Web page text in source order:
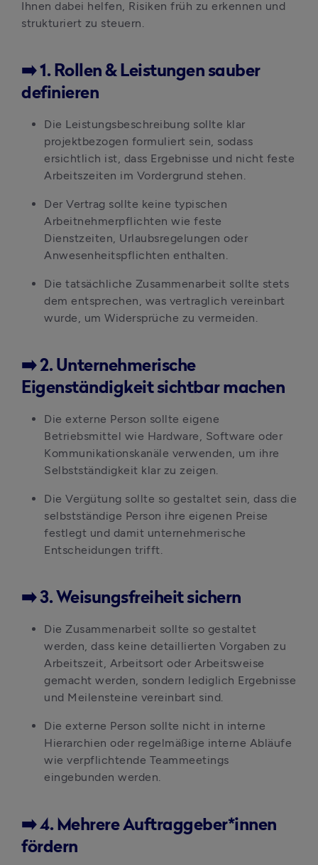
Ihnen dabei helfen, Risiken früh zu erkennen und
strukturiert zu steuern.
➡️ 1. Rollen & Leistungen sauber
definieren
Die Leistungsbeschreibung sollte klar
projektbezogen formuliert sein, sodass
ersichtlich ist, dass Ergebnisse und nicht feste
Arbeitszeiten im Vordergrund stehen.
Der Vertrag sollte keine typischen
Arbeitnehmerpflichten wie feste
Dienstzeiten, Urlaubsregelungen oder
Anwesenheitspflichten enthalten.
Die tatsächliche Zusammenarbeit sollte stets
dem entsprechen, was vertraglich vereinbart
wurde, um Widersprüche zu vermeiden.
➡️ 2. Unternehmerische
Eigenständigkeit sichtbar machen
Die externe Person sollte eigene
Betriebsmittel wie Hardware, Software oder
Kommunikationskanäle verwenden, um ihre
Selbstständigkeit klar zu zeigen.
Die Vergütung sollte so gestaltet sein, dass die
selbstständige Person ihre eigenen Preise
festlegt und damit unternehmerische
Entscheidungen trifft.
➡️ 3. Weisungsfreiheit sichern
Die Zusammenarbeit sollte so gestaltet
werden, dass keine detaillierten Vorgaben zu
Arbeitszeit, Arbeitsort oder Arbeitsweise
gemacht werden, sondern lediglich Ergebnisse
und Meilensteine vereinbart sind.
Die externe Person sollte nicht in interne
Hierarchien oder regelmäßige interne Abläufe
wie verpflichtende Teammeetings
eingebunden werden.
➡️ 4. Mehrere Auftraggeber*innen
fördern